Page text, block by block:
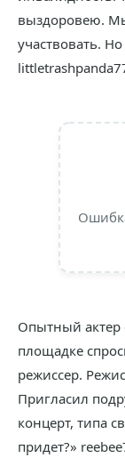
выздоровею.
участвовать.
Опытный актер
площадке
режиссер.
Пригласил
концерт, типа
придет?»